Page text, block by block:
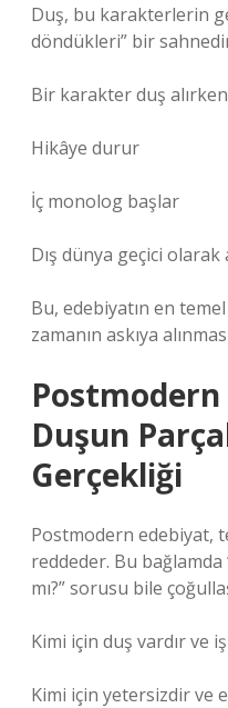
Duş, bu karakterlerin
döndükleri” bir
Bir karakter duş
Hikâye durur
İç monolog başlar
Dış dünya geçici olarak
Bu, edebiyatın en
zamanın askıya
Duşun
Gerçekliği
Postmodern edebiyat,
reddeder. Bu bağlamda
mı?” sorusu bile
Kimi için duş vardır ve
Kimi için yetersizdir ve